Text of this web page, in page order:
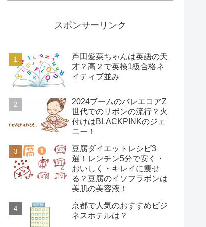
スポンサーリンク
芦田愛菜ちゃんは英語の天
才？高２で英検1級合格ネ
イティブ並み
2024ブームのバレエコアZ
世代でのリボンの流行？火
付けはBLACKPINKのジェ
ニー！
豆腐ダイエットレシピ3
選！レンチン5分で安く・
おいしく・キレイに痩せ
る？豆腐のイソフラボンは
美肌の美容液！
京都で人気のおすすめビジ
ネスホテルは？